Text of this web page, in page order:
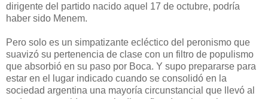
dirigente del partido nacido aquel 17 de octubre, podría
haber sido Menem.
Pero solo es un simpatizante ecléctico del peronismo que
suavizó su pertenencia de clase con un filtro de populismo
que absorbió en su paso por Boca. Y supo prepararse para
estar en el lugar indicado cuando se consolidó en la
sociedad argentina una mayoría circunstancial que llevó al